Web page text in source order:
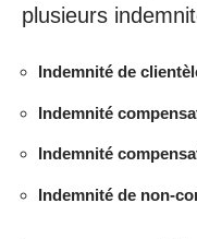
plusieurs
Indemnité de
Indemnité
Indemnité
Indemnité de non-